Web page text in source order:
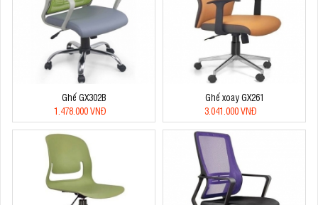
Ghế GX302B
1.478.000 VNĐ
Ghế xoay GX261
3.041.000 VNĐ